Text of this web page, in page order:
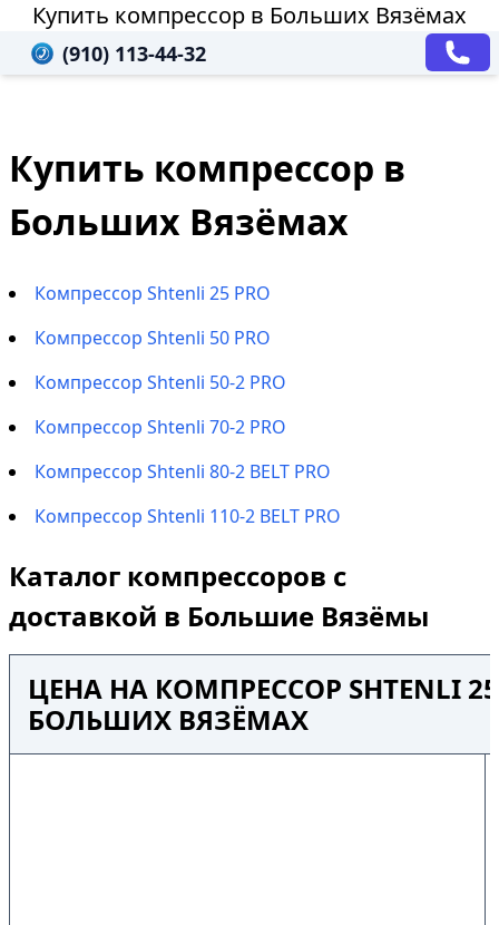
Купить компрессор в Больших Вязёмах
(910) 113-44-32
Купить компрессор в
Больших Вязёмах
Компрессор Shtenli 25 PRO
Компрессор Shtenli 50 PRO
Компрессор Shtenli 50-2 PRO
Компрессор Shtenli 70-2 PRO
Компрессор Shtenli 80-2 BELT PRO
Компрессор Shtenli 110-2 BELT PRO
Каталог компрессоров с
доставкой в Большие Вязёмы
ЦЕНА НА КОМПРЕССОР SHTENLI 25
БОЛЬШИХ ВЯЗЁМАХ